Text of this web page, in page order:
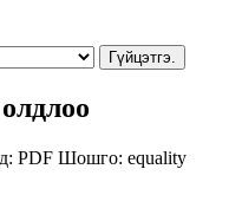
Гүйцэтгэ.
PDF Шошго: equality